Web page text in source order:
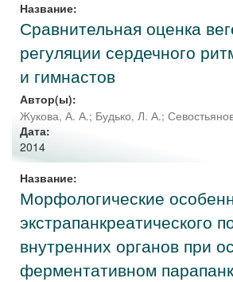
Название:
Сравнительная оценка
регуляции сердечного
и гимнастов
Автор(ы):
Жукова, А. А.; Будько, Л. А.;
Дата:
2014
Название:
Морфологические
экстрапанкреатического
внутренних органов при
ферментативном